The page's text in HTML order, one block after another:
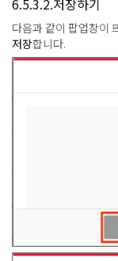
다음과 같이 팝업창이
저장합니다.